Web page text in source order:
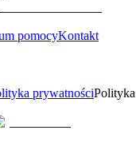
pomocyKontakt
prywatności